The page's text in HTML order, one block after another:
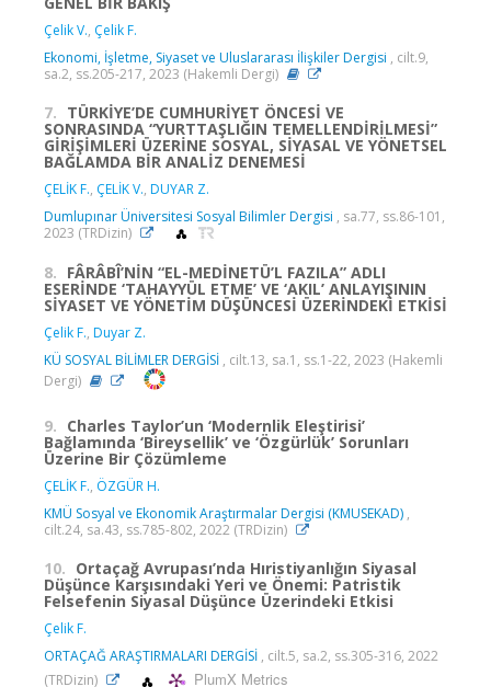
Çelik V., Çelik F.
Ekonomi, İşletme, Siyaset ve Uluslararası İlişkiler Dergisi , cilt.9,
sa.2, ss.205-217, 2023 (Hakemli Dergi)
7. TÜRKİYE’DE CUMHURİYET ÖNCESİ VE
SONRASINDA “YURTTAŞLIĞIN TEMELLENDİRİLMESİ”
GİRİŞİMLERİ ÜZERİNE SOSYAL, SİYASAL VE YÖNETSEL
BAĞLAMDA BİR ANALİZ DENEMESİ
ÇELİK F., ÇELİK V., DUYAR Z.
Dumlupınar Üniversitesi Sosyal Bilimler Dergisi , sa.77, ss.86-101,
2023 (TRDizin)
8. FÂRÂBÎ’NİN “EL-MEDİNETÜ’L FAZILA” ADLI
ESERİNDE ‘TAHAYYÜL ETME’ VE ‘AKIL’ ANLAYIŞININ
SİYASET VE YÖNETİM DÜŞÜNCESİ ÜZERİNDEKİ ETKİSİ
Çelik F., Duyar Z.
KÜ SOSYAL BİLİMLER DERGİSİ , cilt.13, sa.1, ss.1-22, 2023 (Hakemli
Dergi)
9. Charles Taylor’un ‘Modernlik Eleştirisi’
Bağlamında ‘Bireysellik’ ve ‘Özgürlük’ Sorunları
Üzerine Bir Çözümleme
ÇELİK F., ÖZGÜR H.
KMÜ Sosyal ve Ekonomik Araştırmalar Dergisi (KMUSEKAD) ,
cilt.24, sa.43, ss.785-802, 2022 (TRDizin)
10. Ortaçağ Avrupası’nda Hıristiyanlığın Siyasal
Düşünce Karşısındaki Yeri ve Önemi: Patristik
Felsefenin Siyasal Düşünce Üzerindeki Etkisi
Çelik F.
ORTAÇAĞ ARAŞTIRMALARI DERGİSİ , cilt.5, sa.2, ss.305-316, 2022
(TRDizin)
PlumX Metrics